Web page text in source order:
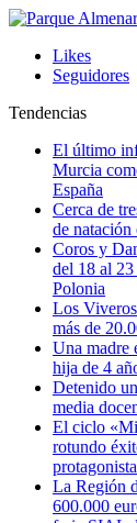
Likes
Seguidores
Tendencias
El último
Murcia
España
Cerca de
de natación
Coros y
del 18 al
Polonia
Los
más de
Una madre
hija de 4
Detenido
media
El ciclo
rotundo
protagonista
La Región
600.000